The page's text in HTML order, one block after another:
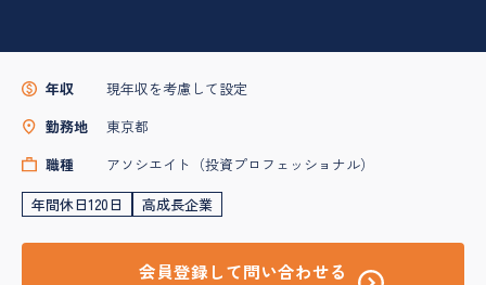
年収
現年収を考慮して設定
勤務地
東京都
職種
アソシエイト（投資プロフェッショナル）
年間休日120日
高成長企業
会員登録して問い合わせる